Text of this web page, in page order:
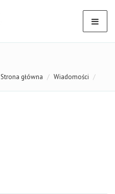
Strona główna Wiadomości